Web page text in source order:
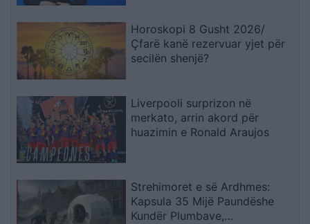
Horoskopi 8 Gusht 2026/
Çfarë kanë rezervuar yjet për
secilën shenjë?
Liverpooli surprizon në
merkato, arrin akord për
huazimin e Ronald Araujos
Strehimoret e së Ardhmes:
Kapsula 35 Mijë Paundëshe
Kundër Plumbave,